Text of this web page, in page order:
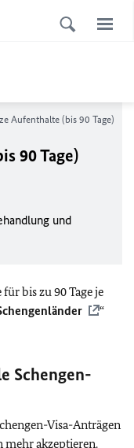
Aufenthalte (bis 90 Tage)
90 Tage)
und
bis zu 90 Tage je
“
Schengen-
Visa-Anträgen
mehr akzeptieren.